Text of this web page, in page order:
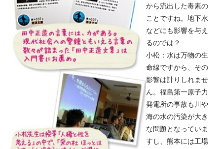
から流出した毒素の
ことですね。地下水
などにも影響を与え
るのでは？
小松：水は万物の生
命線ですから、その
影響は計りしれませ
ん。福島第一原子力
発電所の事故も川や
海の水の汚染が大き
な問題となっていま
すし、熊本には工場